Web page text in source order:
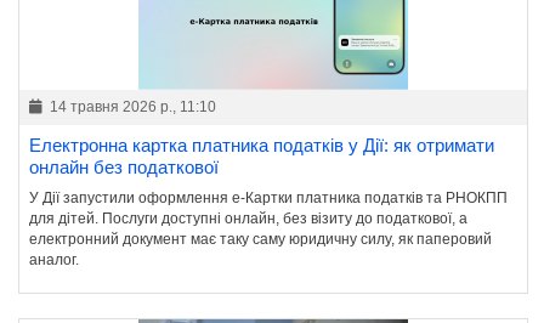
14 травня 2026 р., 11:10
Електронна картка платника податків у Дії: як отримати
онлайн без податкової
У Дії запустили оформлення е-Картки платника податків та РНОКПП
для дітей. Послуги доступні онлайн, без візиту до податкової, а
електронний документ має таку саму юридичну силу, як паперовий
аналог.